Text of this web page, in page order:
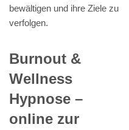
bewältigen und ihre Ziele zu
verfolgen.
Burnout &
Wellness
Hypnose –
online zur